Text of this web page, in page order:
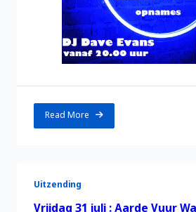
Read More
Uitzending
Vrijdag 31 juli : Aarde Vuur